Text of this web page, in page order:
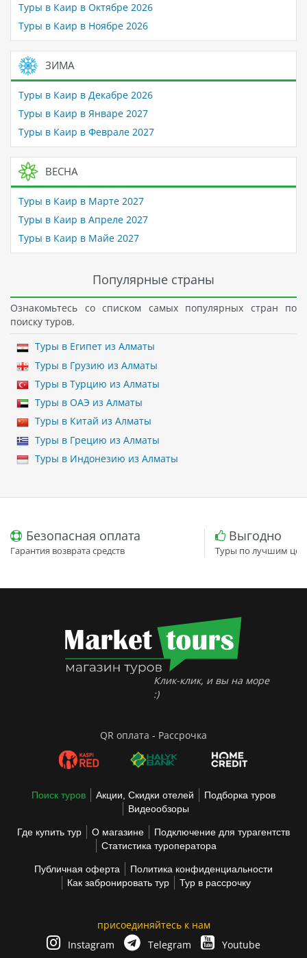
Туры в Каир в Октябре 2026
Туры в Каир в Ноябре 2026
ЗИМА
Туры в Каир в Декабре 2026
Туры в Каир в Январе 2027
Туры в Каир в Феврале 2027
ВЕСНА
Туры в Каир в Марте 2027
Туры в Каир в Апреле 2027
Туры в Каир в Майе 2027
Популярные страны
Ознакомьтесь со списком самых популярных стран по
поиску туров.
Туры в Египет из Алматы
Туры в Грузию из Алматы
Туры в Турцию из Алматы
Туры в ОАЭ из Алматы
Туры в Китай из Алматы
Туры в Грецию из Алматы
Туры в Индонезию из Алматы
Безопасная оплата
Гарантия возврата средств
Выгодно
Туры по лучшим
Клик-клик, и вы на море
:)
QR оплата - Рассрочка
Поиск туров Акции, Скидки отелей
Подборка туров
Видеообзоры
Где купить тур О магазине
Подключение для турагентств
Статистика туроператора
Публичная оферта
Политика конфиденциальности
Как забронировать тур
Тур в рассрочку
присоединяйтесь к нам
Instagram
Telegram Youtube